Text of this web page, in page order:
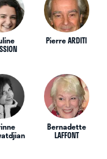
Pierre ARDITI
Bernadette
LAFFONT